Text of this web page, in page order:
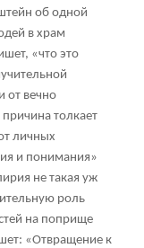
об одной
в храм
«что это
от вечно
толкает
личных
и понимания»
не такая уж
роль
на поприще
«Отвращение к